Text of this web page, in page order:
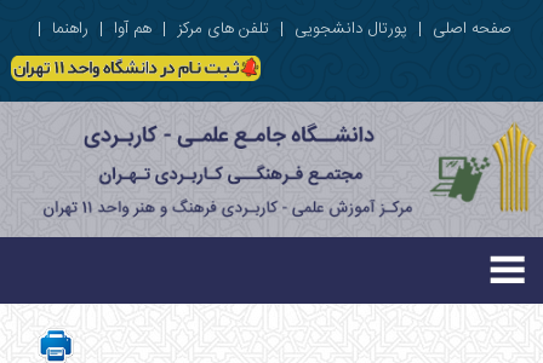
صفحه اصلی | پورتال دانشجویی | تلفن های مرکز | هم آوا | راهنما |